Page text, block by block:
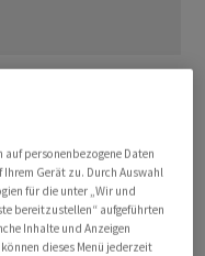
Asfinag
Süd-Verbindung der
Tirol während der
personenbezogene Daten
Gerät zu. Durch Auswahl
für die unter „Wir und
bereitzustellen“ aufgeführten
Inhalte und Anzeigen
dieses Menü jederzeit